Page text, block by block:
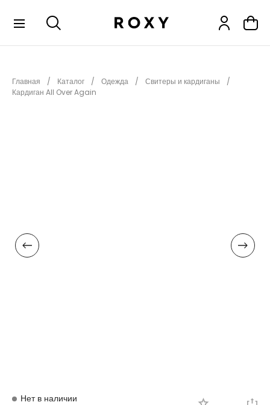
НОВИНКИ
АКСЕССУАРЫ
Главная Каталог Одежда
Свитеры и кардиганы
Кардиган All Over Again
Нет в наличии